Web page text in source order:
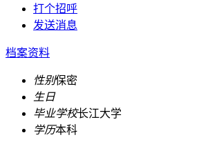
打个招呼
发送消息
档案资料
性别保密
生日
毕业学校长江大学
学历本科